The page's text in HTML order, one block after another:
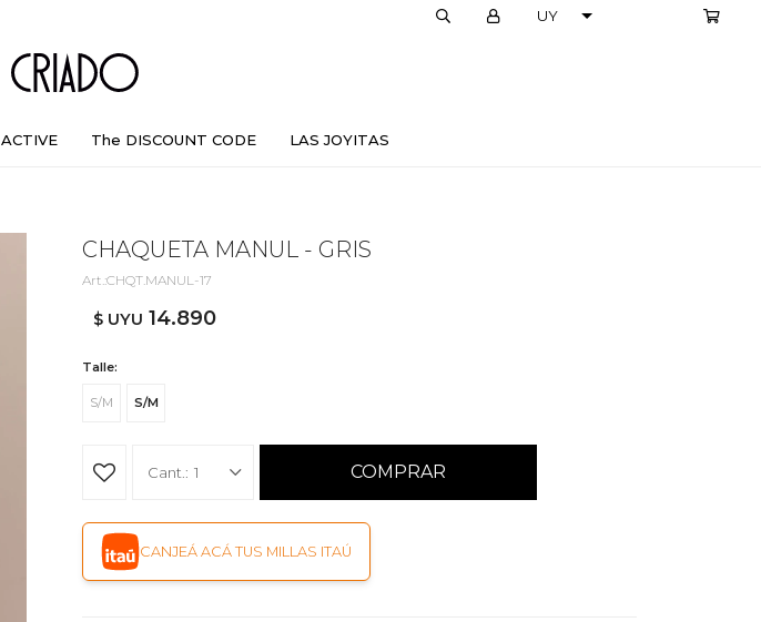
ACTIVE The DISCOUNT CODE LAS JOYITAS
CHAQUETA MANUL - GRIS
CHQT.MANUL-17
$ UYU 14.890
Talle:
S/M S/M
1 COMPRAR
CANJEÁ ACÁ TUS MILLAS ITAÚ